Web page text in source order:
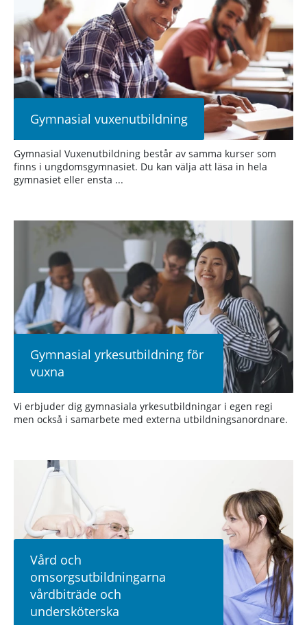
Gymnasial vuxenutbildning
Gymnasial Vuxenutbildning består av samma kurser som
finns i ungdomsgymnasiet. Du kan välja att läsa in hela
gymnasiet eller ensta ...
Gymnasial yrkesutbildning för
vuxna
Vi erbjuder dig gymnasiala yrkesutbildningar i egen regi
men också i samarbete med externa utbildningsanordnare.
Vård och
omsorgsutbildningarna
vårdbiträde och
undersköterska